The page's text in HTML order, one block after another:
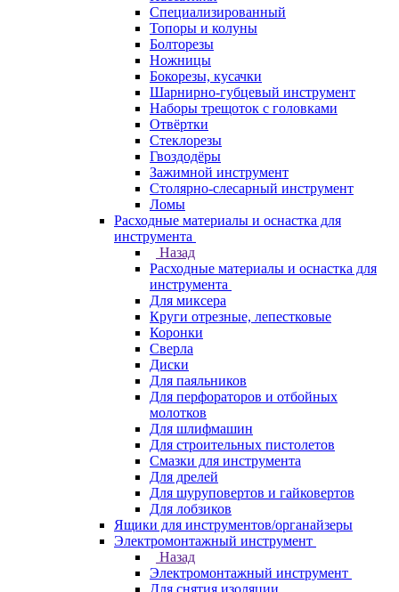
Специализированный
Топоры и колуны
Болторезы
Ножницы
Бокорезы, кусачки
Шарнирно-губцевый инструмент
Наборы трещоток с головками
Отвёртки
Стеклорезы
Гвоздодёры
Зажимной инструмент
Столярно-слесарный инструмент
Ломы
Расходные материалы и оснастка для
инструмента
Назад
Расходные материалы и оснастка для
инструмента
Для миксера
Круги отрезные, лепестковые
Коронки
Сверла
Диски
Для паяльников
Для перфораторов и отбойных
молотков
Для шлифмашин
Для строительных пистолетов
Смазки для инструмента
Для дрелей
Для шуруповертов и гайковертов
Для лобзиков
Ящики для инструментов/органайзеры
Электромонтажный инструмент
Назад
Электромонтажный инструмент
Для снятия изоляции